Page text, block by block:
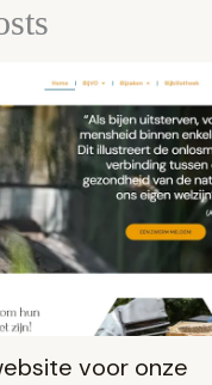
voor onze